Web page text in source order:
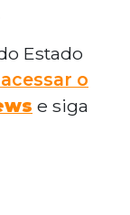
Estado
o
e siga